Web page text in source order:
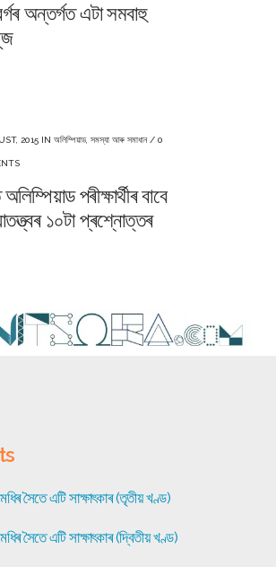
অন্তৰ্গত এটা সমবাহু
2015 IN অলিম্পিয়াড, সমস্যা আৰু সমাধান/ 0
পৰীক্ষাৰ্থীৰ বাবে
১০টা প্ৰশ্নোত্তৰ
সৈতে এটি সাক্ষাৎকাৰ (তৃতীয় খণ্ড)
সৈতে এটি সাক্ষাৎকাৰ (দ্বিতীয় খণ্ড)